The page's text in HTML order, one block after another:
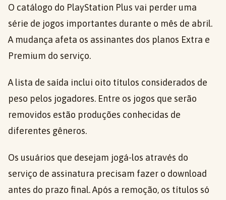
O catálogo do PlayStation Plus vai perder uma
série de jogos importantes durante o mês de abril.
A mudança afeta os assinantes dos planos Extra e
Premium do serviço.
A lista de saída inclui oito títulos considerados de
peso pelos jogadores. Entre os jogos que serão
removidos estão produções conhecidas de
diferentes gêneros.
Os usuários que desejam jogá-los através do
serviço de assinatura precisam fazer o download
antes do prazo final. Após a remoção, os títulos só